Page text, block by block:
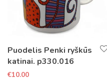
Puodelis Penki ryškūs
katinai. p330.016
€10.00